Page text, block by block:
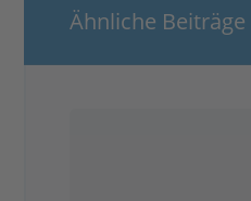
Ähnliche Beiträge